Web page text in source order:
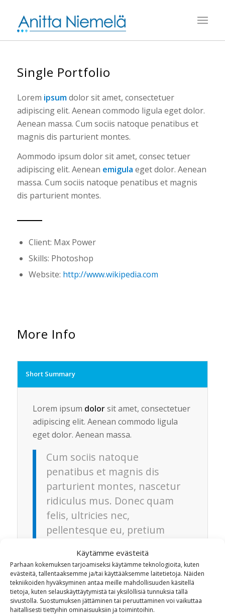
Käytämme evästeitä
Parhaan kokemuksen tarjoamiseksi käytämme teknologioita, kuten
evästeitä, tallentaaksemme ja/tai käyttääksemme laitetietoja. Näiden
tekniikoiden hyväksyminen antaa meille mahdollisuuden käsitellä
tietoja, kuten selauskäyttäytymistä tai yksilöllisiä tunnuksia tällä
sivustolla. Suostumuksen jättäminen tai peruuttaminen voi vaikuttaa
haitallisesti tiettyihin ominaisuuksiin ja toimintoihin.
Single Portfolio
Lorem ipsumdolor sit amet, consectetuer
adipiscing elit. Aenean commodo ligula eget dolor.
Aenean massa. Cum sociis natoque penatibus et
magnis dis parturient montes.
Aommodo ipsum dolor sit amet, consec tetuer
adipiscing elit. Aenean emigula eget dolor. Aenean
massa. Cum sociis natoque penatibus et magnis
dis parturient montes.
Client: Max Power
Skills: Photoshop
Website: http://www.wikipedia.com
More Info
Short Summary
Lorem ipsum dolorsit amet, consectetuer
adipiscing elit. Aenean commodo ligula
eget dolor. Aenean massa.
Cum sociis natoque
penatibus et magnis dis
parturient montes, nascetur
ridiculus mus. Donec quam
felis, ultricies nec,
pellentesque eu, pretium
In enim justo, rhoncus ut, imperdiet a,
venenatis vitae, justo. Nullam dictum felis
eu pede mollis pretium. Integertincidunt
Cras dapibus. Nulla consequat massa quis